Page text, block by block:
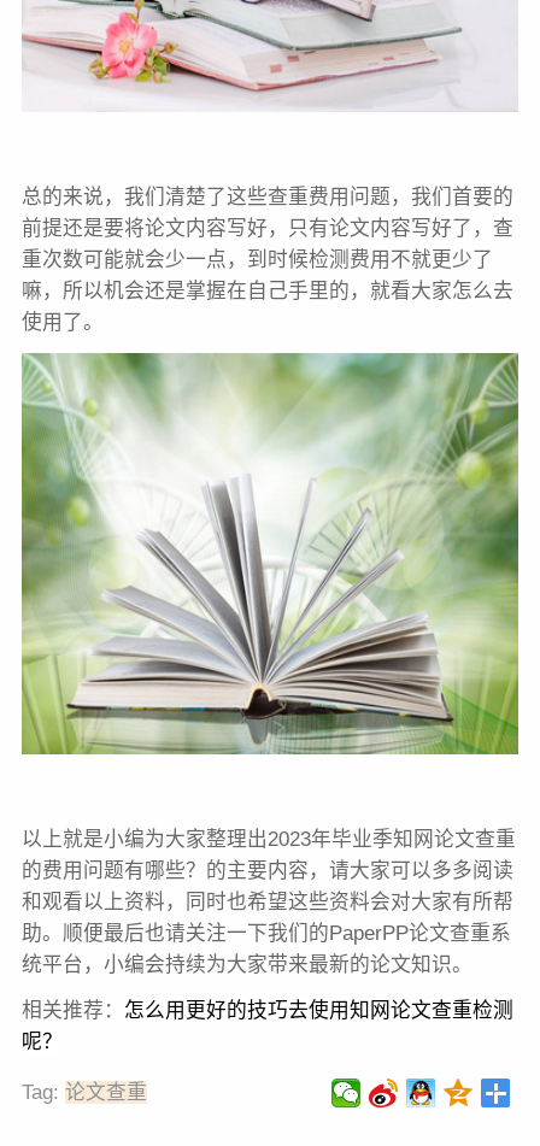
总的来说，我们清楚了这些查重费用问题，我们首要的
前提还是要将论文内容写好，只有论文内容写好了，查
重次数可能就会少一点，到时候检测费用不就更少了
嘛，所以机会还是掌握在自己手里的，就看大家怎么去
使用了。
以上就是小编为大家整理出2023年毕业季知网论文查重
的费用问题有哪些？的主要内容，请大家可以多多阅读
和观看以上资料，同时也希望这些资料会对大家有所帮
助。顺便最后也请关注一下我们的PaperPP论文查重系
统平台，小编会持续为大家带来最新的论文知识。
相关推荐： 怎么用更好的技巧去使用知网论文查重检测
呢？
Tag: 论文查重